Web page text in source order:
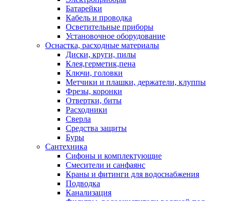
Батарейки
Кабель и проводка
Осветительные приборы
Установочное оборудование
Оснастка, расходные материалы
Диски, круги, пилы
Клея,герметик,пена
Ключи, головки
Метчики и плашки, держатели, клуппы
Фрезы, коронки
Отвертки, биты
Расходники
Сверла
Средства защиты
Буры
Сантехника
Сифоны и комплектующие
Смесители и санфаянс
Краны и фитинги для водоснабжения
Подводка
Канализация